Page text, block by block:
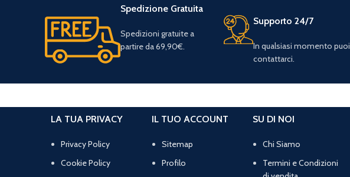
Spedizione Gratuita
Spedizioni gratuite a
partire da 69,90€.
Supporto 24/7
In qualsiasi momento puoi
contattarci.
LA TUA PRIVACY
Privacy Policy
Cookie Policy
IL TUO ACCOUNT
Sitemap
Profilo
SU DI NOI
Chi Siamo
Termini e Condizioni